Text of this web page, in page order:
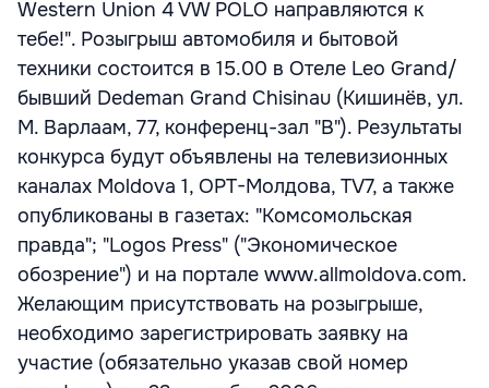
Western Union 4 VW POLO направляются к
тебе!". Розыгрыш автомобиля и бытовой
техники состоится в 15.00 в Отеле Leo Grand/
бывший Dedeman Grand Chisinau (Кишинёв, ул.
М. Варлаам, 77, конференц-зал "B"). Результаты
конкурса будут объявлены на телевизионных
каналах Moldova 1, ОРТ-Молдова, TV7, а также
опубликованы в газетах: "Комсомольская
правда"; "Logos Press" ("Экономическое
обозрение") и на портале www.allmoldova.com.
Желающим присутствовать на розыгрыше,
необходимо зарегистрировать заявку на
участие (обязательно указав свой номер